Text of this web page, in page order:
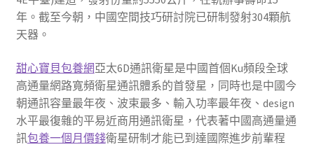
年。截至今朝，中國空間技巧研討院已研制發射304顆航
天器。
甜心寶貝包養網亞太6D通訊衛星是中國首個Ku頻段全球
高通量網路寬頻衛星通訊體系的首發星，同時也是中國今
朝通訊容量最年夜、波束最多、輸入功率最年夜、design
水平最復雜的平易近商用通訊衛星，代表著中國高通量通
訊包養一個月價錢衛星研制才能已到達國際進步前輩程